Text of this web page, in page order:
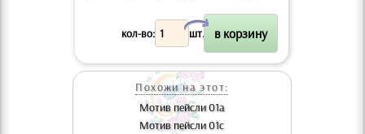
кол-во: шт.
X
Похожи на этот:
Мотив пейсли 01а
Мотив пейсли 01c